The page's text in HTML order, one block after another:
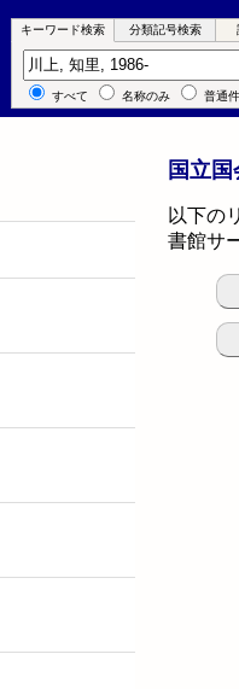
キーワード検索 分類記号検索
キーワード検索
すべて 名称のみ 普通
国立
以下の
書館サ